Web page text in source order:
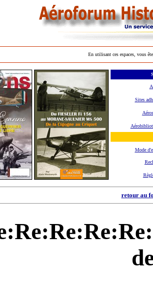
En utilisant ces espaces, vous
Sites
Mode
retour au